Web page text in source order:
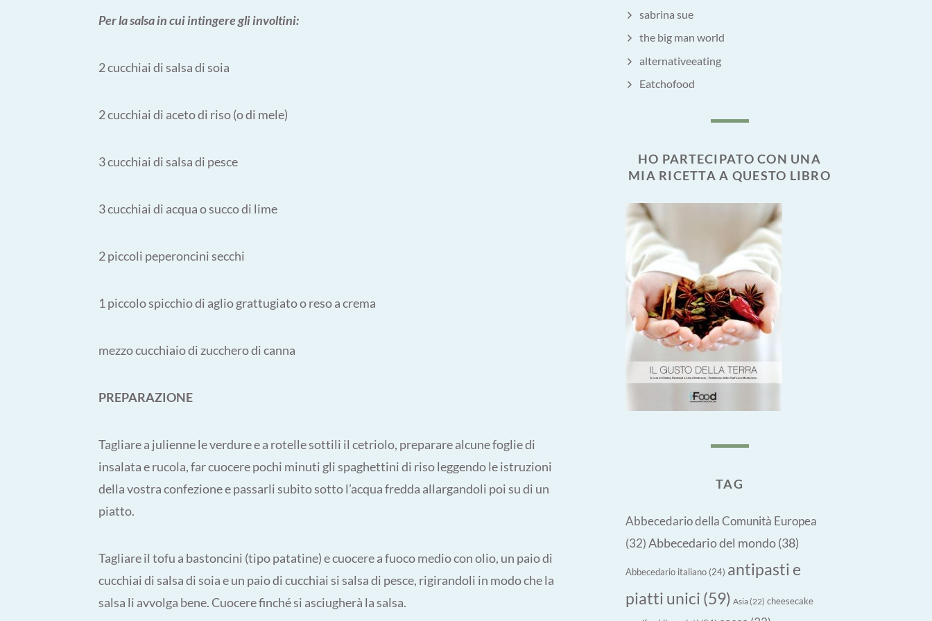
Per la salsa in cui intingere gli involtini:
2 cucchiai di salsa di soia
2 cucchiai di aceto di riso (o di mele)
3 cucchiai di salsa di pesce
3 cucchiai di acqua o succo di lime
2 piccoli peperoncini secchi
1 piccolo spicchio di aglio grattugiato o reso a crema
mezzo cucchiaio di zucchero di canna
PREPARAZIONE
Tagliare a julienne le verdure e a rotelle sottili il cetriolo, preparare alcune foglie di
insalata e rucola, far cuocere pochi minuti gli spaghettini di riso leggendo le istruzioni
della vostra confezione e passarli subito sotto l’acqua fredda allargandoli poi su di un
piatto.
Tagliare il tofu a bastoncini (tipo patatine) e cuocere a fuoco medio con olio, un paio di
cucchiai di salsa di soia e un paio di cucchiai si salsa di pesce, rigirandoli in modo che la
salsa li avvolga bene. Cuocere finché si asciugherà la salsa.
sabrina sue
the big man world
alternativeeating
Eatchofood
HO PARTECIPATO CON UNA
MIA RICETTA A QUESTO LIBRO
TAG
Abbecedario della Comunità Europea
(32) Abbecedario del mondo(38)
Abbecedario italiano (24) antipasti e
piatti unici (59) Asia(22) cheesecake